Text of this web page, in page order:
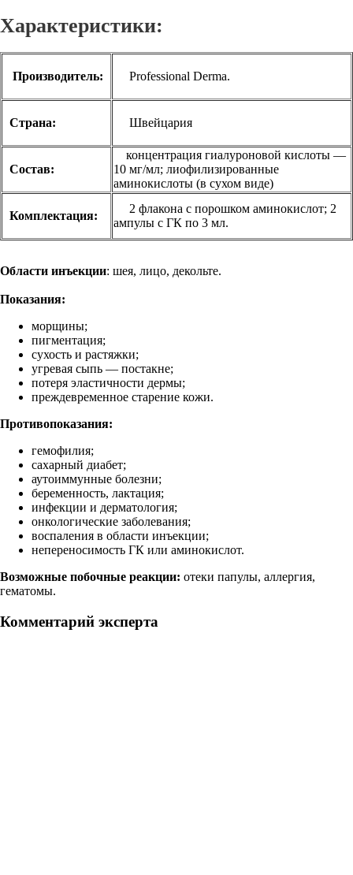
Характеристики:
Производитель: Professional Derma.
Страна: Швейцария
Состав:
концентрация гиалуроновой кислоты —
10 мг/мл; лиофилизированные
аминокислоты (в сухом виде)
Комплектация:
2 флакона с порошком аминокислот; 2
ампулы с ГК по 3 мл.
Области инъекции: шея, лицо, декольте.
Показания:
морщины;
пигментация;
сухость и растяжки;
угревая сыпь — постакне;
потеря эластичности дермы;
преждевременное старение кожи.
Противопоказания:
гемофилия;
сахарный диабет;
аутоиммунные болезни;
беременность, лактация;
инфекции и дерматология;
онкологические заболевания;
воспаления в области инъекции;
непереносимость ГК или аминокислот.
Возможные побочные реакции: отеки папулы, аллергия,
гематомы.
Комментарий эксперта